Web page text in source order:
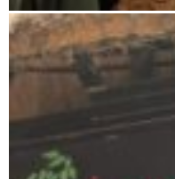
Wunschreise nach Madagaskar